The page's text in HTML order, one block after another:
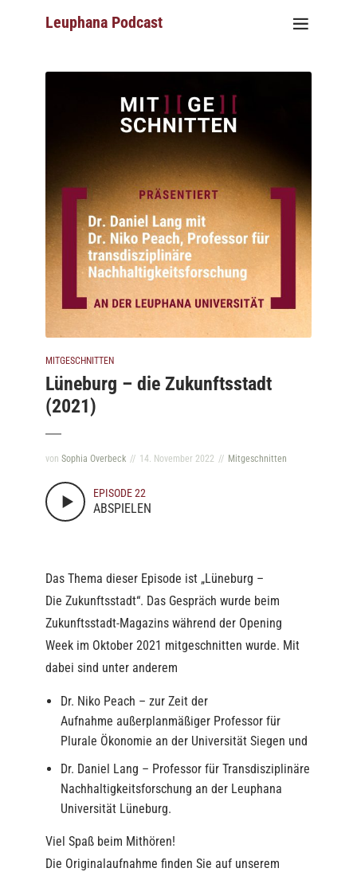
Leuphana Podcast
MITGESCHNITTEN
Lüneburg – die Zukunftsstadt
(2021)
von Sophia Overbeck 14. November 2022 Mitgeschnitten
EPISODE 22
ABSPIELEN
Das Thema dieser Episode ist „Lüneburg –
Die Zukunftsstadt“. Das Gespräch wurde beim
Zukunftsstadt-Magazins während der Opening
Week im Oktober 2021 mitgeschnitten wurde. Mit
dabei sind unter anderem
Dr. Niko Peach – zur Zeit der
Aufnahme außerplanmäßiger Professor für
Plurale Ökonomie an der Universität Siegen und
Dr. Daniel Lang – Professor für Transdisziplinäre
Nachhaltigkeitsforschung an der Leuphana
Universität Lüneburg.
Viel Spaß beim Mithören!
Die Originalaufnahme finden Sie auf unserem